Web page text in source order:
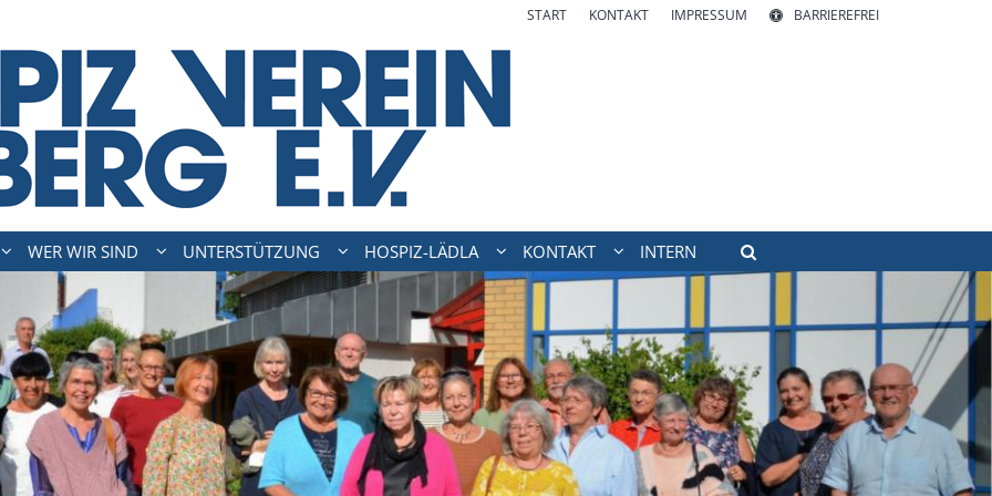
START KONTAKT IMPRESSUM BARRIEREFREI
WER WIR SIND UNTERSTÜTZUNG HOSPIZ-LÄDLA KONTAKT INTERN